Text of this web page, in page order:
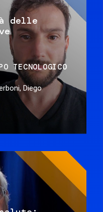
delle
TECNOLOGICO
Diego